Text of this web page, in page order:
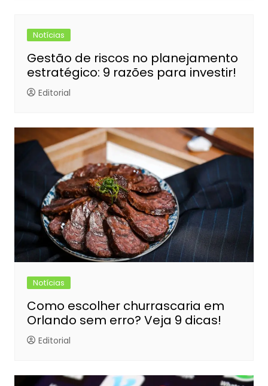
Notícias
Gestão de riscos no planejamento
estratégico: 9 razões para investir!
Editorial
Notícias
Como escolher churrascaria em
Orlando sem erro? Veja 9 dicas!
Editorial